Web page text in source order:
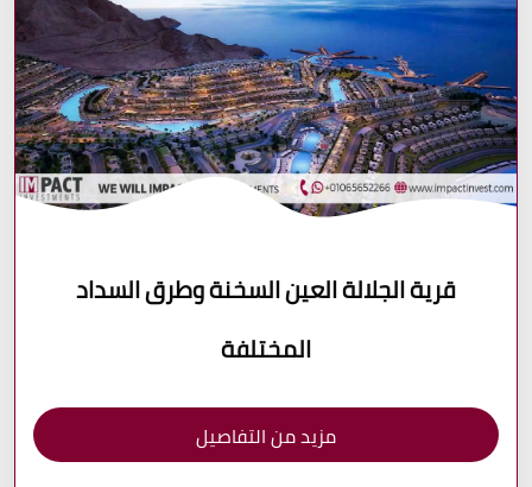
قرية الجلالة العين السخنة وطرق السداد
المختلفة
مزيد من التفاصيل